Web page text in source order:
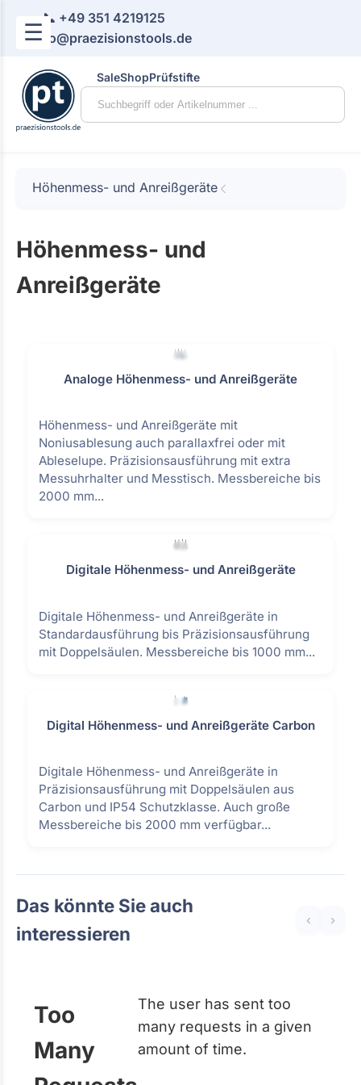
☰
📞 +49 351 4219125
📧 info@praezisionstools.de
SaleShopPrüfstifte
Höhenmess- und Anreißgeräte
Höhenmess- und
Anreißgeräte
Analoge Höhenmess- und Anreißgeräte
Höhenmess- und Anreißgeräte mit
Noniusablesung auch parallaxfrei oder mit
Ableselupe. Präzisionsausführung mit extra
Messuhrhalter und Messtisch. Messbereiche bis
2000 mm...
Digitale Höhenmess- und Anreißgeräte
Digitale Höhenmess- und Anreißgeräte in
Standardausführung bis Präzisionsausführung
mit Doppelsäulen. Messbereiche bis 1000 mm...
Digital Höhenmess- und Anreißgeräte Carbon
Digitale Höhenmess- und Anreißgeräte in
Präzisionsausführung mit Doppelsäulen aus
Carbon und IP54 Schutzklasse. Auch große
Messbereiche bis 2000 mm verfügbar...
Das könnte Sie auch
interessieren
‹ ›
Too
Many
The user has sent too
many requests in a given
amount of time.